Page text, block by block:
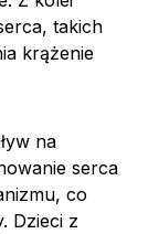
takich
krążenie
na
serca
co
Dzieci z